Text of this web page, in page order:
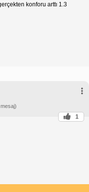
konforu arttı 1.3
1